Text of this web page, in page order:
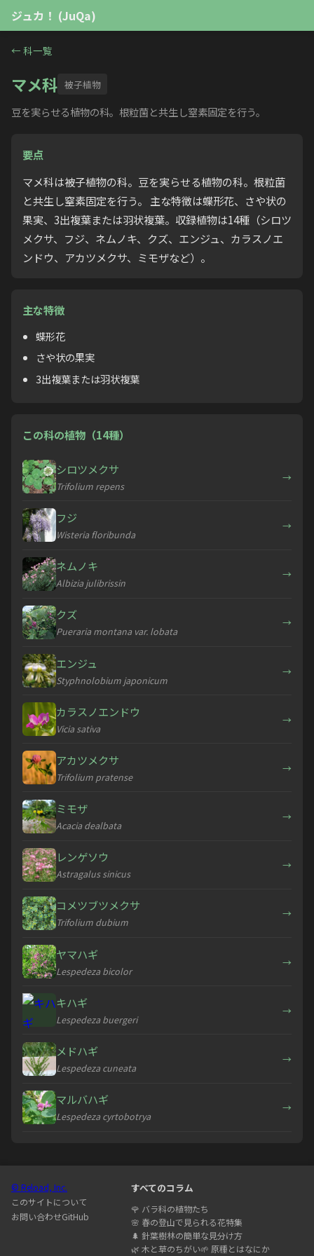
ジュカ！ (JuQa)
← 科一覧
マメ科 被子植物
豆を実らせる植物の科。根粒菌と共生し窒素固定を行う。
要点
マメ科は被子植物の科。豆を実らせる植物の科。根粒菌
と共生し窒素固定を行う。 主な特徴は蝶形花、さや状の
果実、3出複葉または羽状複葉。収録植物は14種（シロツ
メクサ、フジ、ネムノキ、クズ、エンジュ、カラスノエ
ンドウ、アカツメクサ、ミモザなど）。
主な特徴
蝶形花
さや状の果実
3出複葉または羽状複葉
この科の植物（14種）
シロツメクサ
Trifolium repens
→
フジ
Wisteria floribunda
→
ネムノキ
Albizia julibrissin
→
クズ
Pueraria montana var. lobata
→
エンジュ
Styphnolobium japonicum
→
カラスノエンドウ
Vicia sativa
→
アカツメクサ
Trifolium pratense
→
ミモザ
Acacia dealbata
→
レンゲソウ
Astragalus sinicus
→
コメツブツメクサ
Trifolium dubium
→
ヤマハギ
Lespedeza bicolor
→
キハギ
Lespedeza buergeri
→
メドハギ
Lespedeza cuneata
→
マルバハギ
Lespedeza cyrtobotrya
→
© Reload, Inc.
このサイトについて
お問い合わせGitHub
すべてのコラム
🌹 バラ科の植物たち
🌸 春の登山で見られる花特集
🌲 針葉樹林の簡単な見分け方
🌿 木と草のちがい🌱 原種とはなにか